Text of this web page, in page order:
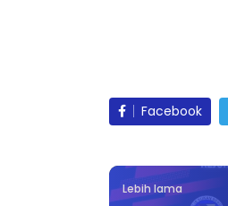
Facebook
Lebih lama